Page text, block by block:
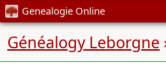
Genealogie Online
Généalogy Leborgne